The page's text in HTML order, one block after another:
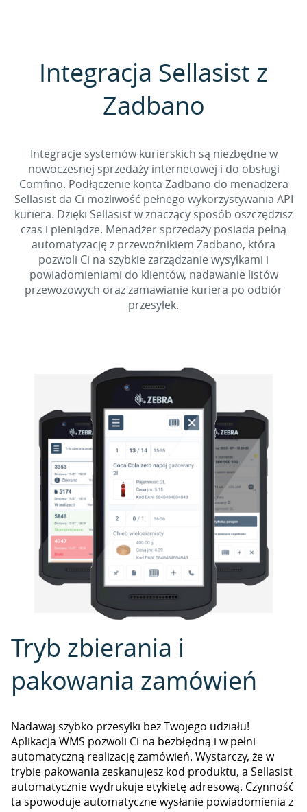
Integracja Sellasist z
Zadbano
Integracje systemów kurierskich są niezbędne w
nowoczesnej sprzedaży internetowej i do obsługi
Comfino. Podłączenie konta Zadbano do menadżera
Sellasist da Ci możliwość pełnego wykorzystywania API
kuriera. Dzięki Sellasist w znaczący sposób oszczędzisz
czas i pieniądze. Menadżer sprzedaży posiada pełną
automatyzację z przewoźnikiem Zadbano, która
pozwoli Ci na szybkie zarządzanie wysyłkami i
powiadomieniami do klientów, nadawanie listów
przewozowych oraz zamawianie kuriera po odbiór
przesyłek.
Tryb zbierania i
pakowania zamówień
Nadawaj szybko przesyłki bez Twojego udziału!
Aplikacja WMS pozwoli Ci na bezbłędną i w pełni
automatyczną realizację zamówień. Wystarczy, że w
trybie pakowania zeskanujesz kod produktu, a Sellasist
automatycznie wydrukuje etykietę adresową. Czynność
ta spowoduje automatyczne wysłanie powiadomienia z